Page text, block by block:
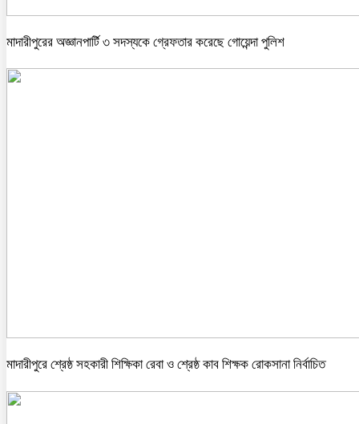
মাদারীপুরের অজ্ঞানপার্টি ৩ সদস্যকে গ্রেফতার করেছে গোয়েন্দা পুলিশ
মাদারীপুরে শ্রেষ্ঠ সহকারী শিক্ষিকা রেবা ও শ্রেষ্ঠ কাব শিক্ষক রোকসানা নির্বাচিত